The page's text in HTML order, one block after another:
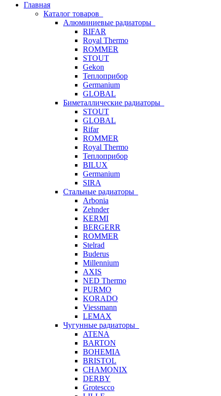
Главная
Каталог товаров
Алюминиевые радиаторы
RIFAR
Royal Thermo
ROMMER
STOUT
Gekon
Теплоприбор
Germanium
GLOBAL
Биметаллические радиаторы
STOUT
GLOBAL
Rifar
ROMMER
Royal Thermo
Теплоприбор
BILUX
Germanium
SIRA
Стальные радиаторы
Arbonia
Zehnder
KERMI
BERGERR
ROMMER
Stelrad
Buderus
Millennium
AXIS
NED Thermo
PURMO
KORADO
Viessmann
LEMAX
Чугунные радиаторы
ATENA
BARTON
BOHEMIA
BRISTOL
CHAMONIX
DERBY
Grotescco